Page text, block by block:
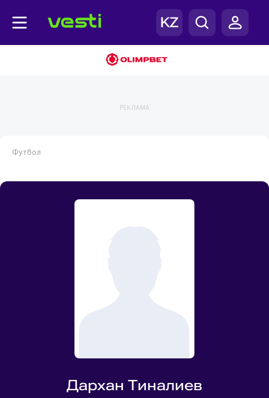
РЕКЛАМА
Футбол
Дархан Тиналиев